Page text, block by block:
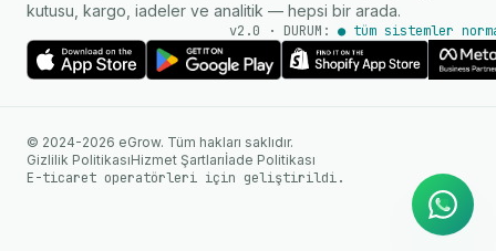
kutusu, kargo, iadeler ve analitik — hepsi bir arada.
v2.0 · DURUM: ● tüm sistemler
© 2024-2026 eGrow. Tüm hakları saklıdır.
Gizlilik PolitikasıHizmet Şartlarıİade Politikası
E-ticaret operatörleri için geliştirildi.
yanıtlar